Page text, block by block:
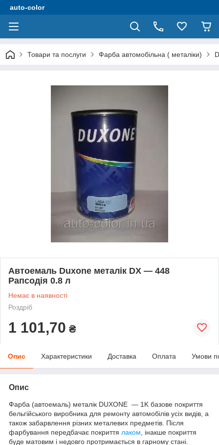
auto-color
Товари та послуги Фарба автомобільна ( металіки)
Автоемаль Duxone металік DX — 448
Рапсодія 0.8 л
Немає в наявності
Роздріб
1 101,70 ₴
Опис Характеристики Доставка Оплата Умови
Опис
Фарба (автоемаль) металік DUXONE — 1K базове покриття
бельгійського виробника для ремонту автомобілів усіх видів, а
також забарвлення різних металевих предметів. Після
фарбування передбачає покриття лаком , інакше покриття
буде матовим і недовго протримається в гарному стані.